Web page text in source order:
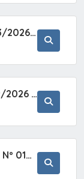
PREGÃO ELETRÔNICO Nº 023/2026 - AQUISIÇÃO DE ENXOVAL INFANTIL, EM ATENDIMENTO À SECRETARIA MUNICIPAL DE EDUCAÇÃO, ATRAVÉS DO SISTEMA DE REGISTRO DE PREÇOS (SRP).
PREGÃO ELETRÔNICO Nº 019/2026 - CONTRATAÇÃO DE EMPRESA ESPECIALIZADA PARA A PRESTAÇÃO DE SERVIÇOS VETERINÁRIOS CLÍNICOS E CIRÚRGICOS, COM FOCO EM AÇÕES DE SAÚDE PÚBLICA, BEM-ESTAR ANIMAL E CONTROLE POPULACIONAL ÉTICO DE CÃES E GATOS, EM ATENDIMENTO À
CONCORRÊNCIA PRESENCIAL Nº 018/2026 - PAVIMENTAÇÃO ASFÁLTICA NO BAIRRO VOTUPOCA ? ESTRADA DA RAPOSA, NO MUNICÍPIO DE SETE BARRAS/SP